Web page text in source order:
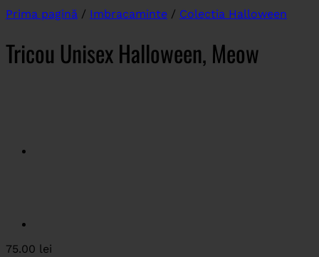
Prima pagină / Imbracaminte / Colectia Halloween
Tricou Unisex Halloween, Meow
75.00 lei